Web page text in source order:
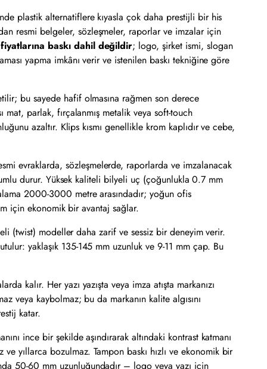
plastik alternatiflere kıyasla çok daha prestijli bir his
resmi belgeler, sözleşmeler, raporlar ve imzalar için
baskı dahil değildir; logo, şirket ismi, slogan
yapma imkânı verir ve istenilen baskı tekniğine göre
bu sayede hafif olmasına rağmen son derece
mat, parlak, fırçalanmış metalik veya soft-touch
azaltır. Klips kısmı genellikle krom kaplıdır ve cebe,
evraklarda, sözleşmelerde, raporlarda ve imzalanacak
durur. Yüksek kaliteli bilyeli uç (çoğunlukla 0.7 mm
2000-3000 metre arasındadır; yoğun ofis
için ekonomik bir avantaj sağlar.
(twist) modeller daha zarif ve sessiz bir deneyim verir.
yaklaşık 135-145 mm uzunluk ve 9-11 mm çap. Bu
kalır. Her yazı yazışta veya imza atışta markanızı
veya kaybolmaz; bu da markanın kalite algısını
katar.
ince bir şekilde aşındırarak altındaki kontrast katmanı
yıllarca bozulmaz. Tampon baskı hızlı ve ekonomik bir
50-60 mm uzunluğundadır – logo veya yazı için